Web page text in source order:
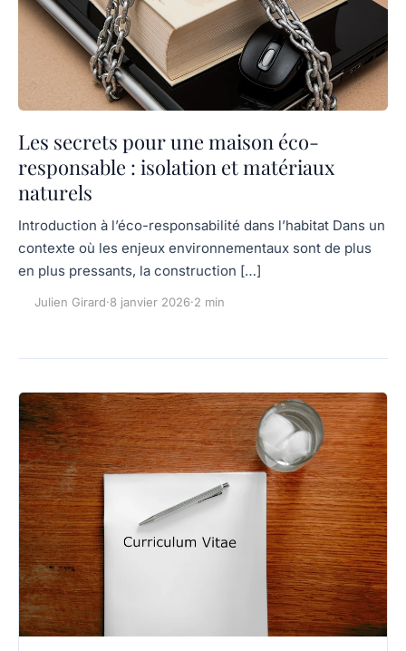
Les secrets pour une maison éco-
responsable : isolation et matériaux
naturels
Introduction à l’éco-responsabilité dans l’habitat Dans un
contexte où les enjeux environnementaux sont de plus
en plus pressants, la construction […]
Julien Girard·8 janvier 2026·2 min